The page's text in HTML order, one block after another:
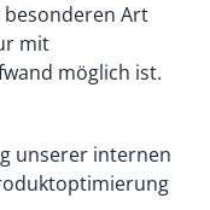
besonderen Art
mit
möglich ist.
unserer internen